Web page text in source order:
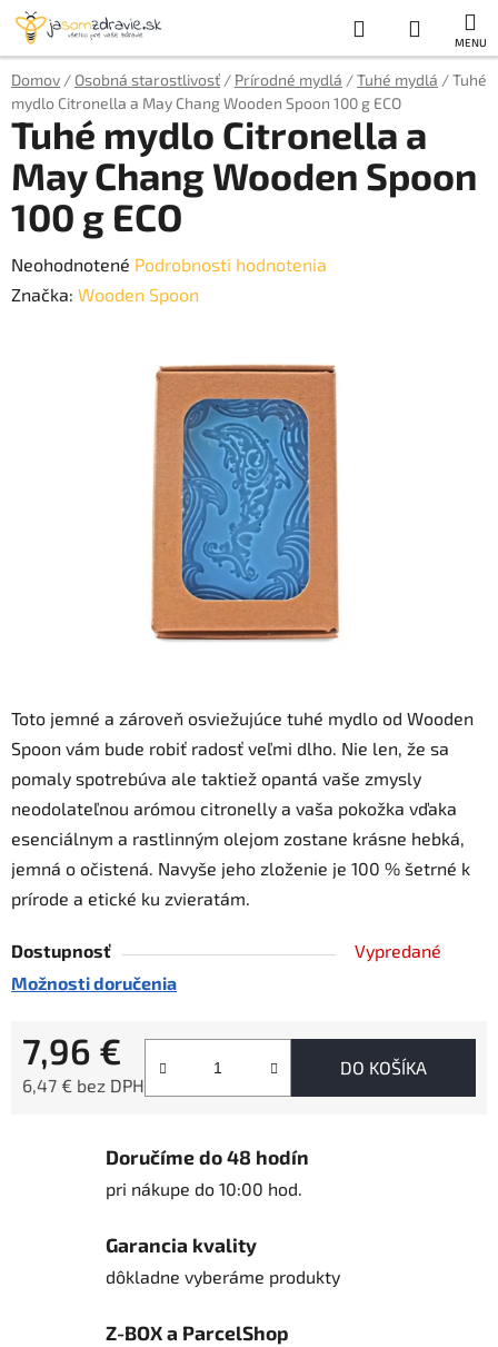
Prejsť
obsah
Hľadať
KOŠÍK
Domov / Osobná starostlivosť / Prírodné mydlá /Tuhé mydlá /Tuhé
mydlo Citronella a May Chang Wooden Spoon 100 g ECO
Toto jemné a zároveň osviežujúce tuhé mydlo od Wooden
Spoon vám bude robiť radosť veľmi dlho. Nie len, že sa
pomaly spotrebúva ale taktiež opantá vaše zmysly
neodolateľnou arómou citronelly a vaša pokožka vďaka
esenciálnym a rastlinným olejom zostane krásne hebká,
jemná o očistená. Navyše jeho zloženie je 100 % šetrné k
prírode a etické ku zvieratám.
Dostupnosť
Vypredané
Možnosti doručenia
7,96 €
6,47 € bez DPH
DO KOŠÍKA
Tuhé mydlo Citronella a
May Chang Wooden Spoon
100 g ECO
Priemerné
hodnotenie
Neohodnotené Podrobnosti hodnotenia
Značka: Wooden Spoon
Doručíme do 48 hodín
pri nákupe do 10:00 hod.
Garancia kvality
dôkladne vyberáme produkty
Z-BOX a ParcelShop